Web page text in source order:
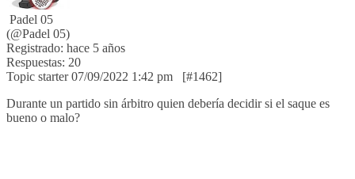
Padel 05
(@Padel 05)
Registrado: hace 5 años
Respuestas: 20
Topic starter07/09/2022 1:42 pm
[#1462]
Durante un partido sin árbitro quien debería decidir si el saque es
bueno o malo?